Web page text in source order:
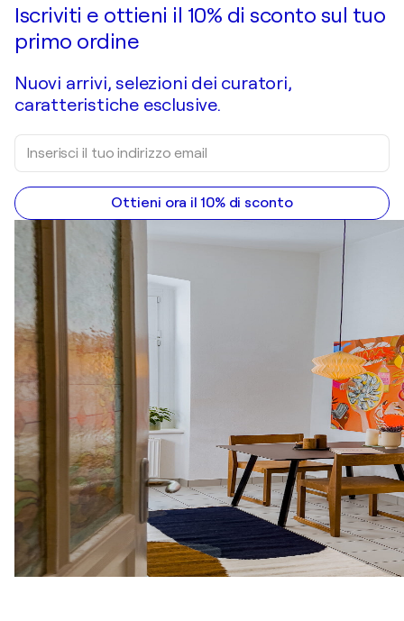
Chiedi un'opera su commissione
Iscriviti e ottieni il 10% di sconto sul tuo
primo ordine
Nuovi arrivi, selezioni dei curatori,
caratteristiche esclusive.
Ottieni ora il 10% di sconto